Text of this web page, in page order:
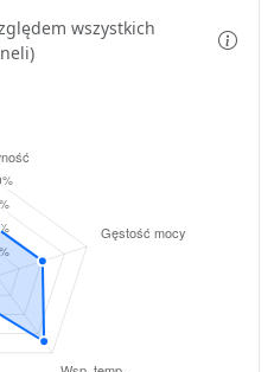
wszystkich